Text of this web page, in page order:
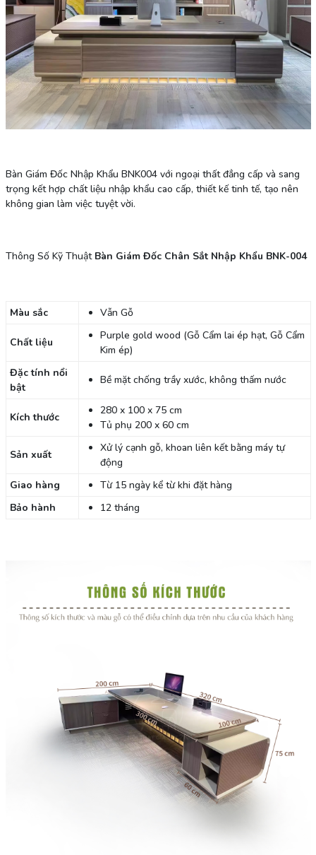
Bàn Giám Đốc Nhập Khẩu BNK004 với ngoại thất đẳng cấp và sang
trọng kết hợp chất liệu nhập khẩu cao cấp, thiết kế tinh tế, tạo nên
không gian làm việc tuyệt vời.
Thông Số Kỹ Thuật Bàn Giám Đốc Chân Sắt Nhập Khẩu BNK-004
Màu sắc Vẫn Gỗ
Chất liệu
Purple gold wood (Gỗ Cẩm lai ép hạt, Gỗ Cẩm
Kim ép)
Đặc tính nổi
bật
Bề mặt chống trầy xước, không thấm nước
Kích thước
280 x 100 x 75 cm
Tủ phụ 200 x 60 cm
Sản xuất
Xử lý cạnh gỗ, khoan liên kết bằng máy tự
động
Giao hàng
Từ 15 ngày kể từ khi đặt hàng
Bảo hành
12 tháng